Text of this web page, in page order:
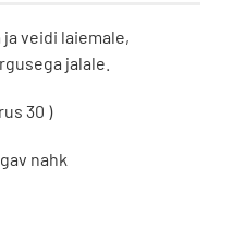
veidi laiemale,
jalale.
30 )
nahk